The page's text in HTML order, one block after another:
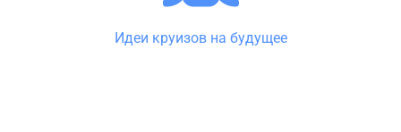
Идеи круизов на будущее